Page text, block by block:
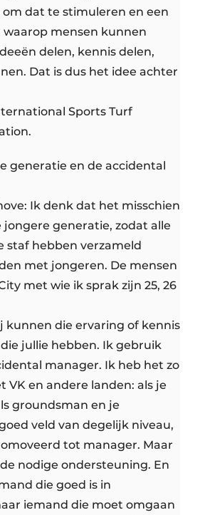
om dat te stimuleren en een
mensen kunnen
delen, kennis delen,
Dat is dus het idee achter
Sports Turf
generatie en de accidental
Ik denk dat het misschien
jongere generatie, zodat alle
staf hebben verzameld
met jongeren. De mensen
met wie ik sprak zijn 25, 26
kunnen die ervaring of kennis
jullie hebben. Ik gebruik
manager. Ik heb het zo
VK en andere landen: als je
groundsman en je
veld van degelijk niveau,
tot manager. Maar
nodige ondersteuning. En
die goed is in
iemand die moet omgaan